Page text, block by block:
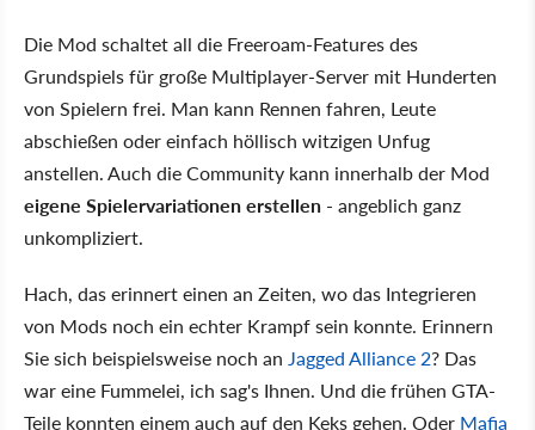
Die Mod schaltet all die Freeroam-Features des
Grundspiels für große Multiplayer-Server mit Hunderten
von Spielern frei. Man kann Rennen fahren, Leute
abschießen oder einfach höllisch witzigen Unfug
anstellen. Auch die Community kann innerhalb der Mod
eigene Spielervariationen erstellen - angeblich ganz
unkompliziert.
Hach, das erinnert einen an Zeiten, wo das Integrieren
von Mods noch ein echter Krampf sein konnte. Erinnern
Sie sich beispielsweise noch an Jagged Alliance 2? Das
war eine Fummelei, ich sag's Ihnen. Und die frühen GTA-
Teile konnten einem auch auf den Keks gehen. Oder Mafia